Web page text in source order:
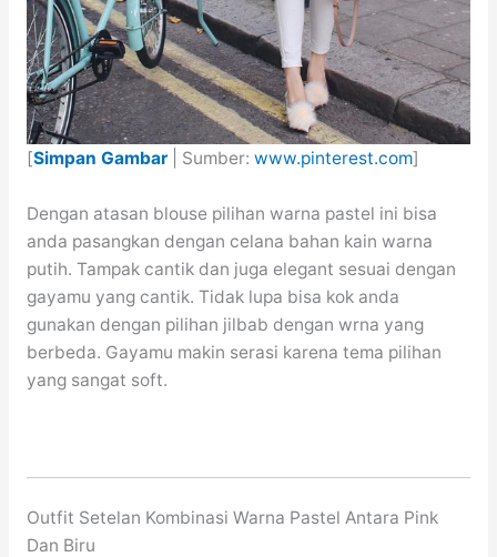
[Simpan Gambar| Sumber: www.pinterest.com]
Dengan atasan blouse pilihan warna pastel ini bisa
anda pasangkan dengan celana bahan kain warna
putih. Tampak cantik dan juga elegant sesuai dengan
gayamu yang cantik. Tidak lupa bisa kok anda
gunakan dengan pilihan jilbab dengan wrna yang
berbeda. Gayamu makin serasi karena tema pilihan
yang sangat soft.
Outfit Setelan Kombinasi Warna Pastel Antara Pink
Dan Biru